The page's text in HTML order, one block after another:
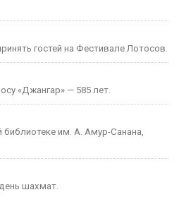
гостей на Фестивале Лотосов.
«Джангар» — 585 лет.
им. А. Амур-Санана,
шахмат.